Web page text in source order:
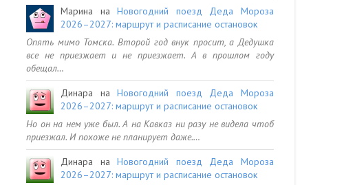
Марина наНовогодний поезд Деда Мороза
2026–2027: маршрут и расписание остановок
Опять мимо Томска. Второй год внук просит, а Дедушка
все не приезжает и не приезжает. А в прошлом году
обещал…
Динара наНовогодний поезд Деда Мороза
2026–2027: маршрут и расписание остановок
Но он на нем уже был. А на Кавказ ни разу не видела чтоб
приезжал. И похоже не планирует даже.…
Динара наНовогодний поезд Деда Мороза
2026–2027: маршрут и расписание остановок